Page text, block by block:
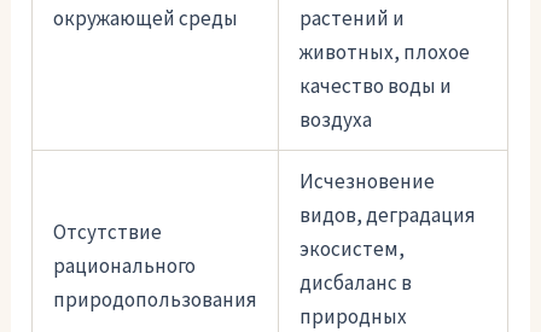
окружающей среды
растений и
животных, плохое
качество воды и
воздуха
Отсутствие
рационального
природопользования
Исчезновение
видов, деградация
экосистем,
дисбаланс в
природных